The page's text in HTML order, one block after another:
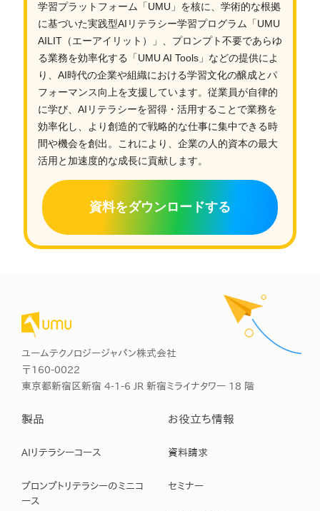
学習プラットフォーム「UMU」を核に、学術的な根拠
に基づいた実践型AIリテラシー学習プログラム「UMU
AILIT（エーアイリット）」、プロンプト不要であらゆ
る業務を効率化する「UMU AI Tools」などの提供によ
り、AI時代の企業や組織における学習文化の醸成とパ
フォーマンス向上を支援しています。従業員が自律的
に学び、AIリテラシーを習得・活用することで業務を
効率化し、より創造的で戦略的な仕事に集中できる時
間や機会を創出。これにより、企業の人的資本の最大
活用と加速度的な成長に貢献します。
資料をダウンロードする
ユームテクノロジージャパン株式会社
〒160-0022
東京都新宿区新宿 4-1-6 JR 新宿ミライナタワー 18 階
製品
AIリテラシーコース
プロンプトリテラシーのミニコ
ース
お役立ち情報
資料請求
セミナー